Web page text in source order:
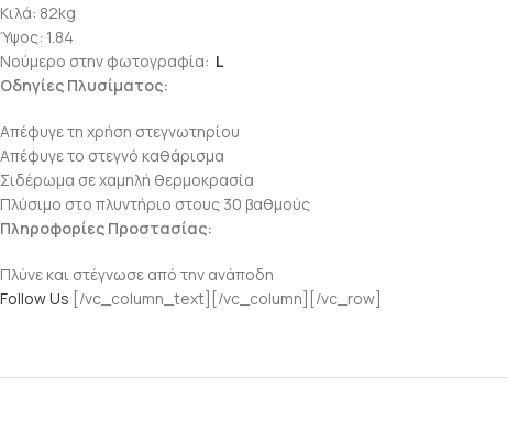
Κιλά: 82kg
Ύψος: 1.84
Νούμερο στην φωτογραφία: L
Οδηγίες Πλυσίματος:
Απέφυγε τη χρήση στεγνωτηρίου
Απέφυγε το στεγνό καθάρισμα
Σιδέρωμα σε χαμηλή θερμοκρασία
Πλύσιμο στο πλυντήριο στους 30 βαθμούς
Πληροφορίες Προστασίας:
Πλύνε και στέγνωσε από την ανάποδη
Follow Us [/vc_column_text][/vc_column][/vc_row]